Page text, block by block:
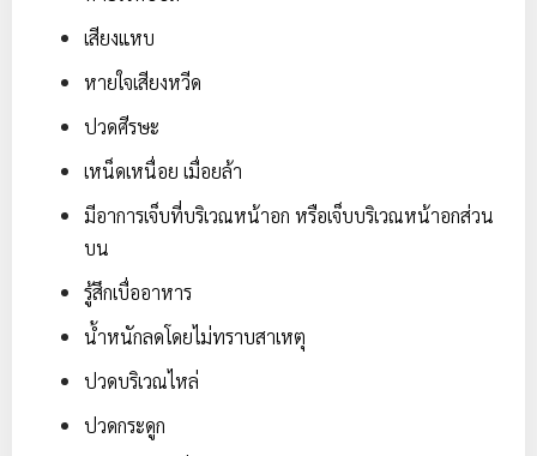
เสียงแหบ
หายใจเสียงหวีด
ปวดศีรษะ
เหน็ดเหนื่อย เมื่อยล้า
มีอาการเจ็บที่บริเวณหน้าอก หรือเจ็บบริเวณหน้าอกส่วน
บน
รู้สึกเบื่ออาหาร
น้ำหนักลดโดยไม่ทราบสาเหตุ
ปวดบริเวณไหล่
ปวดกระดูก